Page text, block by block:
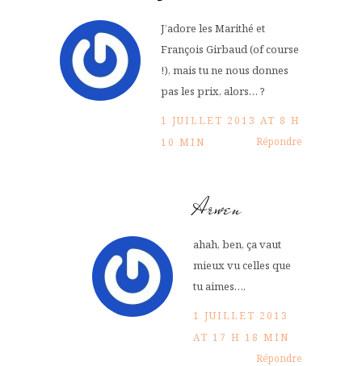
J’adore les Marithé et
François Girbaud (of course
!), mais tu ne nous donnes
pas les prix, alors… ?
1 JUILLET 2013 AT 8 H
10 MIN
Répondre
Arwen
ahah, ben, ça vaut
mieux vu celles que
tu aimes….
1 JUILLET 2013
AT 17 H 18 MIN
Répondre